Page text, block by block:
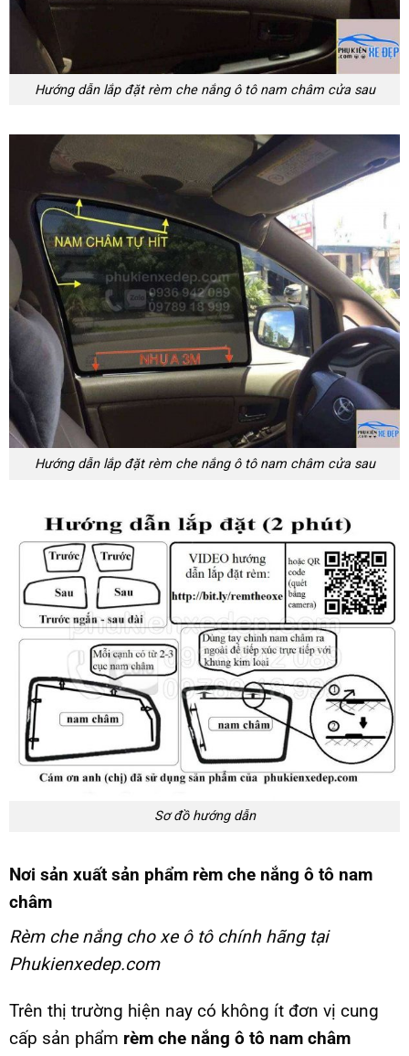
Hướng dẫn lắp đặt rèm che nắng ô tô nam châm cửa sau
Hướng dẫn lắp đặt rèm che nắng ô tô nam châm cửa sau
Sơ đồ hướng dẫn
Nơi sản xuất sản phẩm rèm che nắng ô tô nam
châm
Rèm che nắng cho xe ô tô chính hãng tại
Phukienxedep.com
Trên thị trường hiện nay có không ít đơn vị cung
cấp sản phẩm rèm che nắng ô tô nam châm